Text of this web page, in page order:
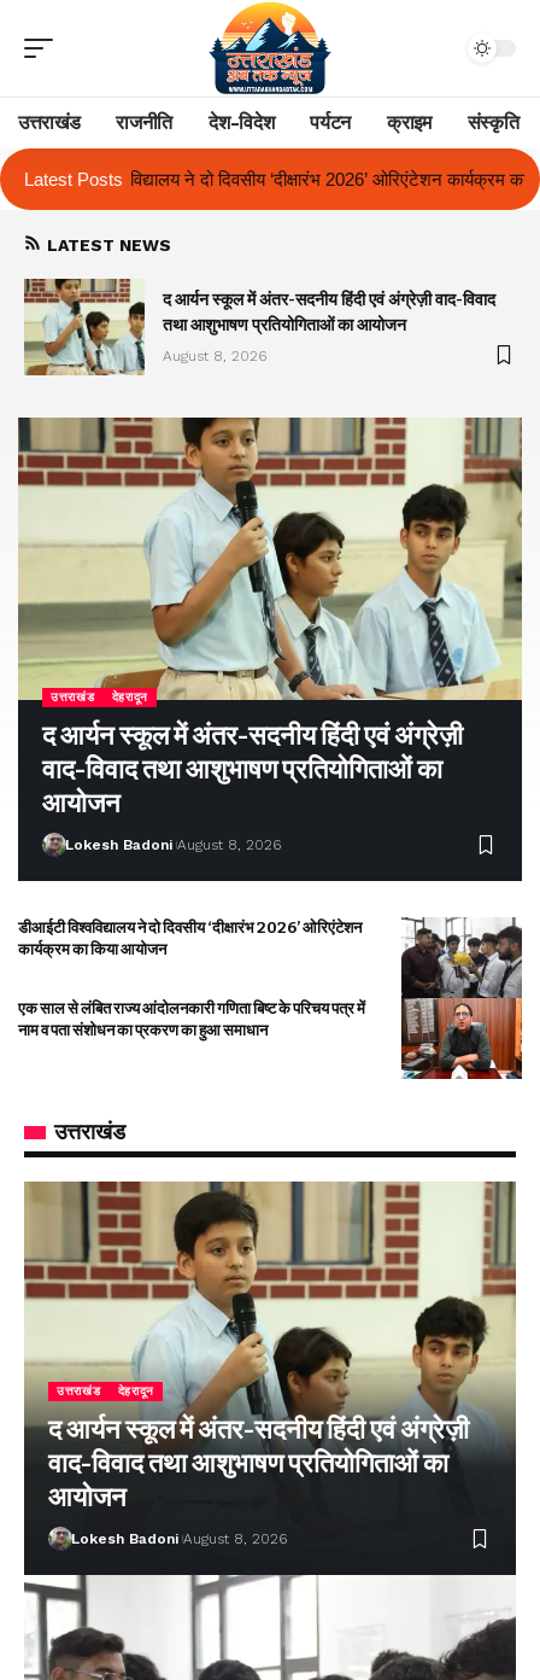
उत्तराखंड राजनीति देश-विदेश पर्यटन क्राइम संस्कृति
Latest Posts
‘दीक्षारंभ 2026’ ओरिएंटेशन कार्यक्रम का किया आयोजन एक साल से लंबित
LATEST NEWS
द आर्यन स्कूल में अंतर-सदनीय हिंदी एवं अंग्रेज़ी वाद-विवाद
तथा आशुभाषण प्रतियोगिताओं का आयोजन
August 8, 2026
उत्तराखंड देहरादून
द आर्यन स्कूल में अंतर-सदनीय हिंदी एवं अंग्रेज़ी
वाद-विवाद तथा आशुभाषण प्रतियोगिताओं का
आयोजन
Lokesh Badoni August 8, 2026
डीआईटी विश्वविद्यालय ने दो दिवसीय ‘दीक्षारंभ 2026’ ओरिएंटेशन
कार्यक्रम का किया आयोजन
एक साल से लंबित राज्य आंदोलनकारी गणिता बिष्ट के परिचय पत्र में
नाम व पता संशोधन का प्रकरण का हुआ समाधान
उत्तराखंड
उत्तराखंड देहरादून
द आर्यन स्कूल में अंतर-सदनीय हिंदी एवं अंग्रेज़ी
वाद-विवाद तथा आशुभाषण प्रतियोगिताओं का
आयोजन
Lokesh Badoni August 8, 2026